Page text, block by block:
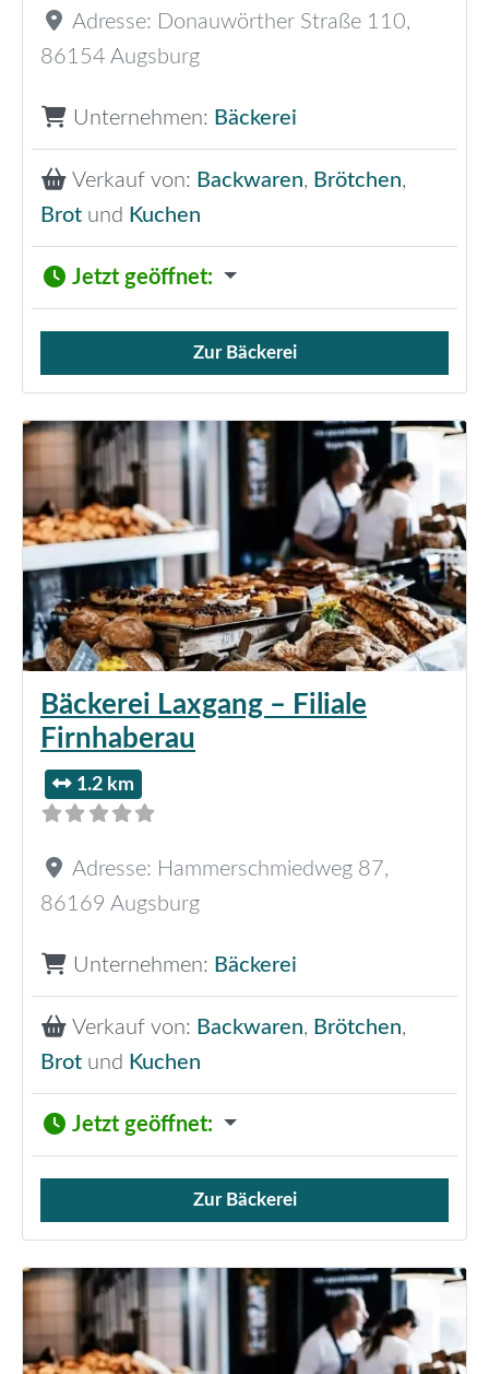
Adresse: Donauwörther Straße 110,
86154 Augsburg
Unternehmen: Bäckerei
Verkauf von: Backwaren, Brötchen,
Brot und Kuchen
Jetzt geöffnet:
Verkauf von Brötchen,
Zur Bäckerei
Bäckerei Laxgang – Filiale
Firnhaberau
1.2 km
Adresse: Hammerschmiedweg 87,
86169 Augsburg
Unternehmen: Bäckerei
Verkauf von: Backwaren, Brötchen,
Brot und Kuchen
Jetzt geöffnet:
Verkauf von Brötchen,
Zur Bäckerei